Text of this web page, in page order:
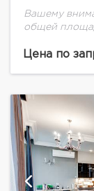
Вашему
общей
решение
Цена по